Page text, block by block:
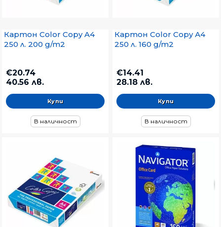
Картон Color Copy A4
250 л. 200 g/m2
€20.74
40.56 лв.
В наличност
Картон Color Copy А4
250 л. 160 g/m2
€14.41
28.18 лв.
В наличност